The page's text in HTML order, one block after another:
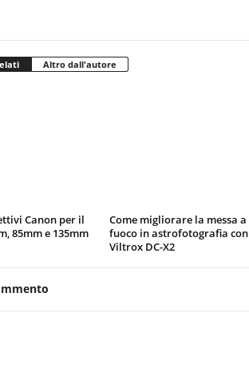
Altro dall'autore
Canon per il
85mm e 135mm
Come migliorare la messa a
fuoco in astrofotografia con
Viltrox DC-X2